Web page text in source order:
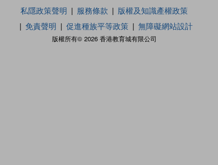
版權所有© 2026 香港教育城有限公司
私隱政策聲明 服務條款
版權及知識產權政策
免責聲明
促進種族平等政策 無障礙網站設計